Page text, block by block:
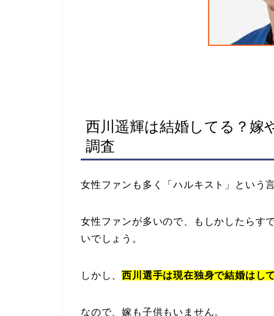
西川遥輝は結婚してる？嫁
調査
女性ファンも多く「ハルキスト」という
女性ファンが多いので、もしかしたらす
いでしょう。
しかし、西川選手は現在独身で結婚はし
なので、嫁も子供もいません。